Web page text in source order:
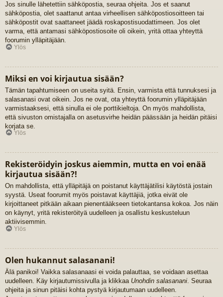
Jos sinulle lähetettiin sähköpostia, seuraa ohjeita. Jos et saanut
sähköpostia, olet saattanut antaa virheellisen sähköpostiosoitteen tai
sähköpostit ovat saattaneet jäädä roskapostisuodattimeen. Jos olet
varma, että antamasi sähköpostiosoite oli oikein, yritä ottaa yhteyttä
foorumin ylläpitäjään.
Ylös
Miksi en voi kirjautua sisään?
Tämän tapahtumiseen on useita syitä. Ensin, varmista että tunnuksesi ja
salasanasi ovat oikein. Jos ne ovat, ota yhteyttä foorumin ylläpitäjään
varmistaaksesi, että sinulla ei ole porttikieltoja. On myös mahdollista,
että sivuston omistajalla on asetusvirhe heidän päässään ja heidän pitäisi
korjata se.
Ylös
Rekisteröidyin joskus aiemmin, mutta en voi enää
kirjautua sisään?!
On mahdollista, että ylläpitäjä on poistanut käyttäjätilisi käytöstä jostain
syystä. Useat foorumit myös poistavat käyttäjiä, jotka eivät ole
kirjoittaneet pitkään aikaan pienentääkseen tietokantansa kokoa. Jos näin
on käynyt, yritä rekisteröityä uudelleen ja osallistu keskusteluun
aktiivisemmin.
Ylös
Olen hukannut salasanani!
Älä panikoi! Vaikka salasanaasi ei voida palauttaa, se voidaan asettaa
uudelleen. Käy kirjautumissivulla ja klikkaa Unohdin salasanani . Seuraa
ohjeita ja sinun pitäisi kohta pystyä kirjautumaan uudelleen.